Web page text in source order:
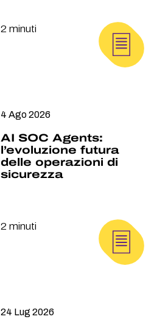
2 minuti
4 Ago 2026
AI SOC Agents:
l’evoluzione futura
delle operazioni di
sicurezza
2 minuti
24 Lug 2026